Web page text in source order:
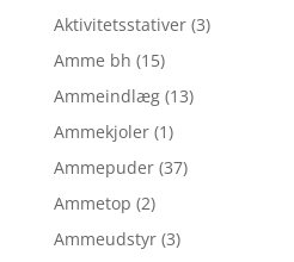
Aktivitetsstativer (3)
Amme bh (15)
Ammeindlæg (13)
Ammekjoler (1)
Ammepuder (37)
Ammetop (2)
Ammeudstyr (3)